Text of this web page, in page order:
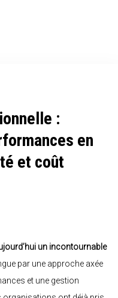
:
en
et coût
un incontournable
par une approche axée
et une gestion